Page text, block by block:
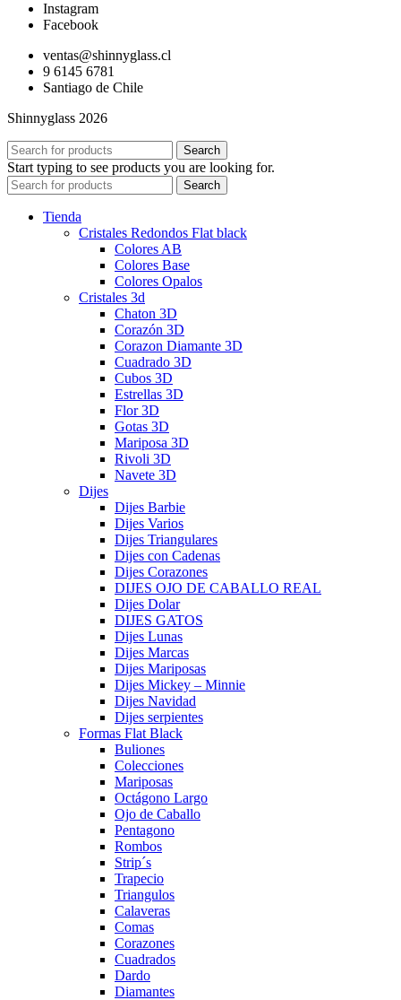
Instagram
Facebook
ventas@shinnyglass.cl
9 6145 6781
Santiago de Chile
Shinnyglass 2026
Search
Start typing to see products you are looking for.
Search
Tienda
Cristales Redondos Flat black
Colores AB
Colores Base
Colores Opalos
Cristales 3d
Chaton 3D
Corazón 3D
Corazon Diamante 3D
Cuadrado 3D
Cubos 3D
Estrellas 3D
Flor 3D
Gotas 3D
Mariposa 3D
Rivoli 3D
Navete 3D
Dijes
Dijes Barbie
Dijes Varios
Dijes Triangulares
Dijes con Cadenas
Dijes Corazones
DIJES OJO DE CABALLO REAL
Dijes Dolar
DIJES GATOS
Dijes Lunas
Dijes Marcas
Dijes Mariposas
Dijes Mickey – Minnie
Dijes Navidad
Dijes serpientes
Formas Flat Black
Buliones
Colecciones
Mariposas
Octágono Largo
Ojo de Caballo
Pentagono
Rombos
Strip´s
Trapecio
Triangulos
Calaveras
Comas
Corazones
Cuadrados
Dardo
Diamantes